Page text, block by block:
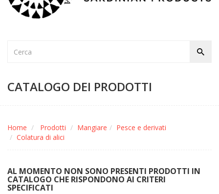
CATALOGO DEI PRODOTTI
Home Prodotti Mangiare
Pesce e derivati
Colatura di alici
AL MOMENTO NON SONO PRESENTI PRODOTTI IN
CATALOGO CHE RISPONDONO AI CRITERI
SPECIFICATI